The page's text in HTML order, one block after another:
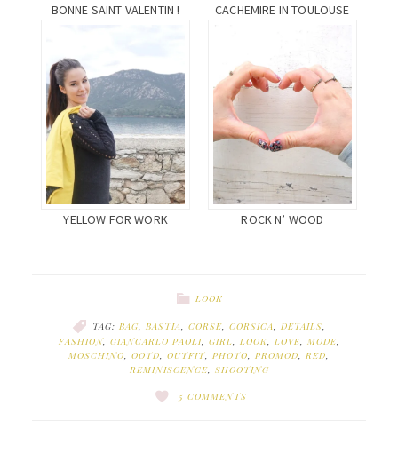
BONNE SAINT VALENTIN ! CACHEMIRE IN TOULOUSE
YELLOW FOR WORK ROCK N’ WOOD
LOOK
TAG: BAG, BASTIA, CORSE, CORSICA, DETAILS,
FASHION, GIANCARLO PAOLI, GIRL LOOK LOVE, MODE,
MOSCHINO
OOTD OUTFIT PHOTO PROMOD RED
REMINISCENCE, SHOOTING
5 COMMENTS